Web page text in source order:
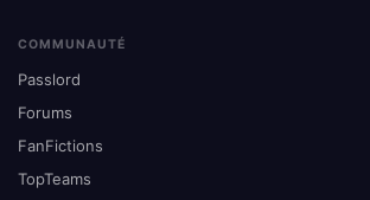
COMMUNAUTÉ
Passlord
Forums
FanFictions
TopTeams